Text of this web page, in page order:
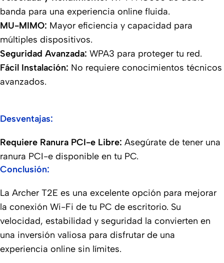
banda para una experiencia online fluida.
MU-MIMO: Mayor eficiencia y capacidad para
múltiples dispositivos.
Seguridad Avanzada: WPA3 para proteger tu red.
Fácil Instalación: No requiere conocimientos técnicos
avanzados.
Desventajas:
Requiere Ranura PCI-e Libre: Asegúrate de tener una
ranura PCI-e disponible en tu PC.
Conclusión:
La Archer T2E es una excelente opción para mejorar
la conexión Wi-Fi de tu PC de escritorio. Su
velocidad, estabilidad y seguridad la convierten en
una inversión valiosa para disfrutar de una
experiencia online sin límites.